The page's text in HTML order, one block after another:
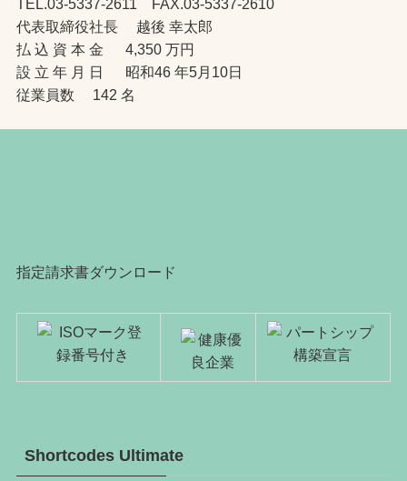
TEL.03-5337-2611 FAX.03-5337-2610
代表取締役社長 越後 幸太郎
払 込 資 本 金 4,350 万円
設 立 年 月 日 昭和46 年5月10日
従業員数 142 名
指定請求書ダウンロード
Shortcodes Ultimate